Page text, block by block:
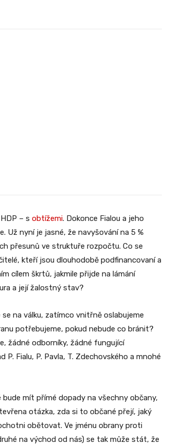
– s obtížemi. Dokonce Fialou a jeho
Už nyní je jasné, že navyšování na 5 %
přesunů ve struktuře rozpočtu. Co se
kteří jsou dlouhodobě podfinancovaní a
cílem škrtů, jakmile přijde na lámání
a její žalostný stav?
na válku, zatímco vnitřně oslabujeme
potřebujeme, pokud nebude co bránit?
žádné odborníky, žádné fungující
Fialu, P. Pavla, T. Zdechovského a mnohé
mít přímé dopady na všechny občany,
otázka, zda si to občané přejí, jaký
obětovat. Ve jménu obrany proti
na východ od nás) se tak může stát, že